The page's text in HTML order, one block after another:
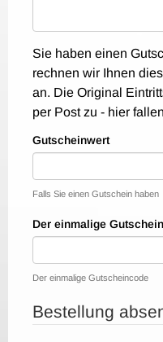
Sie haben einen
rechnen wir Ihnen
an. Die Original
per Post zu - hier
Gutscheinwert
Falls Sie einen Gutschein haben
Der einmalige
Der einmalige Gutscheincode
Bestellung